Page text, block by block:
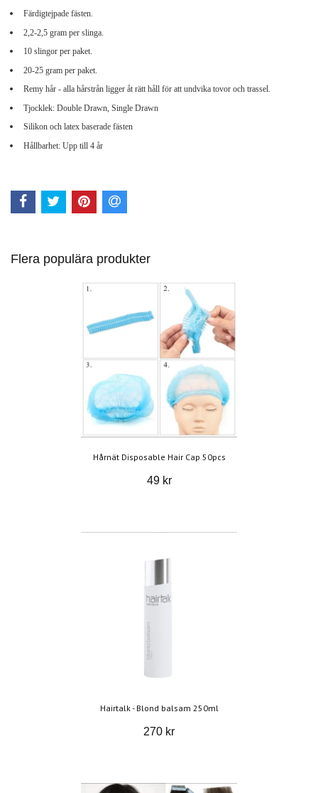
Färdigtejpade fästen.
2,2-2,5 gram per slinga.
10 slingor per paket.
20-25 gram per paket.
Remy hår - alla hårstrån ligger åt rätt håll för att undvika tovor och trassel.
Tjocklek: Double Drawn, Single Drawn
Silikon och latex baserade fästen
Hållbarhet: Upp till 4 år
Flera populära produkter
Hårnät Disposable Hair Cap 50pcs
49 kr
Hairtalk - Blond balsam 250ml
270 kr